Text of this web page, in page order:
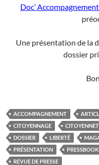
Doc’ Accompagnement
Une présentation de la
dossier
ACCOMPAGNEMENT
CITOYENNAGE
DOSSIER
LIBERTÉ
PRÉSENTATION
PRESSBOOK
REVUE DE PRESSE